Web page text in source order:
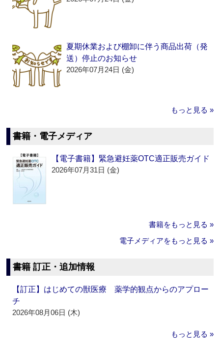
夏期休業および棚卸に伴う商品出荷（発
送）停止のお知らせ
2026年07月24日 (金)
もっと見る »
書籍・電子メディア
【電子書籍】緊急避妊薬OTC適正販売ガイド
2026年07月31日 (金)
書籍をもっと見る »
電子メディアをもっと見る »
書籍 訂正・追加情報
【訂正】はじめての獣医療 薬学的観点からのアプロー
チ
2026年08月06日 (木)
もっと見る »